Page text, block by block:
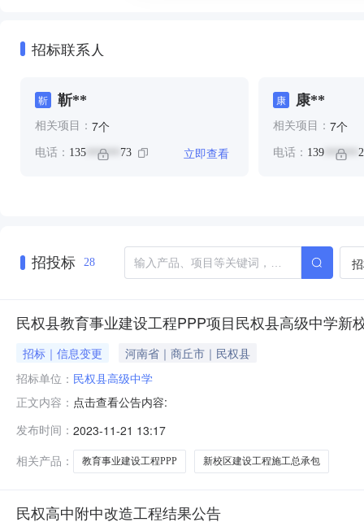
招标联系人
靳 靳**
相关项目： 7个
电话： 135 ****** 73 立即查看
康 康**
相关项目： 7个
电话： 139******
招投标 28
民权县教育事业建设工程PPP项目民权县高级中学新
招标｜信息变更
河南省｜商丘市｜民权县
招标单位： 民权县高级中学
正文内容： 点击查看公告内容:
发布时间： 2023-11-21 13:17
相关产品：
教育事业建设工程PPP 新校区建设工程施工总承包
民权高中附中改造工程结果公告